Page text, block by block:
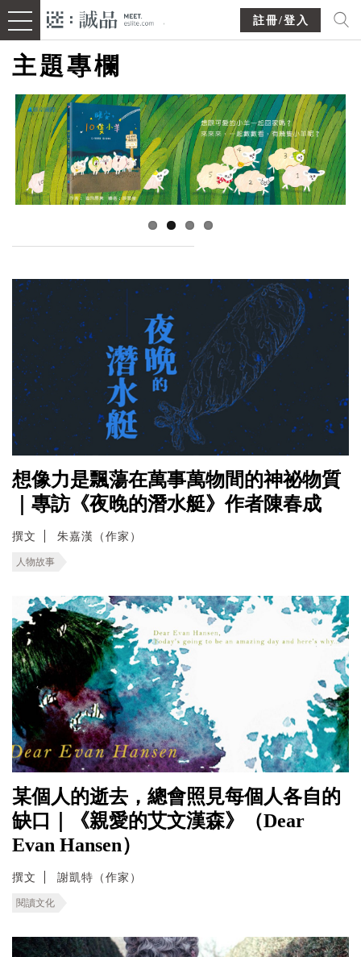
註冊/登入
主題專欄
想像力是飄蕩在萬事萬物間的神祕物質
｜專訪《夜晚的潛水艇》作者陳春成
撰文 朱嘉漢（作家）
人物故事
某個人的逝去，總會照見每個人各自的
缺口｜《親愛的艾文漢森》（Dear
Evan Hansen）
撰文 謝凱特（作家）
閱讀文化